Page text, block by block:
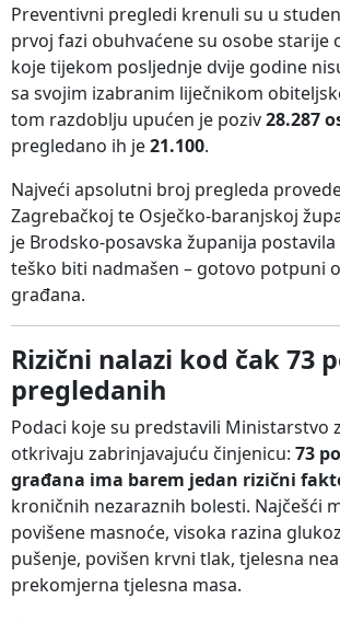
Preventivni pregledi krenuli su u
prvoj fazi obuhvaćene su osobe starije
koje tijekom posljednje dvije godine
sa svojim izabranim liječnikom
tom razdoblju upućen je poziv28.287
pregledano ih je21.100.
Najveći apsolutni broj pregleda
Zagrebačkoj te Osječko-baranjskoj
je Brodsko-posavska županija
teško biti nadmašen – gotovo potpuni
građana.
Rizični nalazi kod čak 73
pregledanih
Podaci koje su predstavili Ministarstvo
otkrivaju zabrinjavajuću činjenicu: 73
građana ima barem jedan rizični
kroničnih nezaraznih bolesti. Najčešći
povišene masnoće, visoka razina
pušenje, povišen krvni tlak, tjelesna
prekomjerna tjelesna masa.